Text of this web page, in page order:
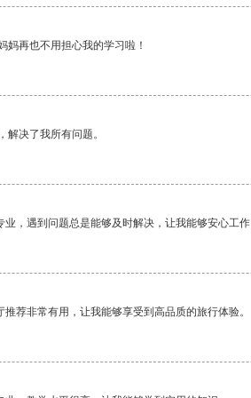
妈再也不用担心我的学习啦！
解决了我所有问题。
业，遇到问题总是能够及时解决，让我能够安心工
荐非常有用，让我能够享受到高品质的旅行体验。